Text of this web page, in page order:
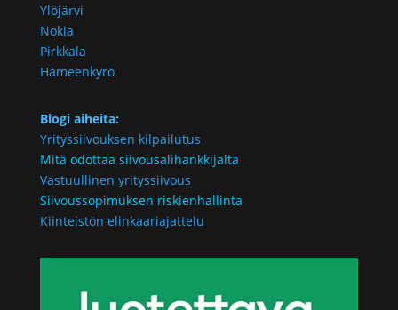
Ylöjärvi
Nokia
Pirkkala
Hämeenkyrö
Blogi aiheita:
Yrityssiivouksen kilpailutus
Mitä odottaa siivousalihankkijalta
Vastuullinen yrityssiivous
Siivoussopimuksen riskienhallinta
Kiinteistön elinkaariajattelu